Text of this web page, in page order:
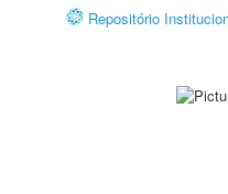
Repositório